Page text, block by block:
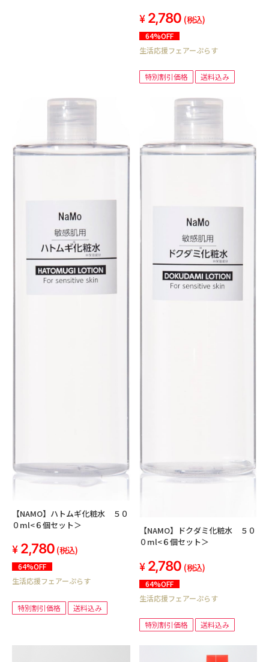
2,780 (税込)
64%OFF
生活応援フェアーぷらす
特別割引価格 送料込み
【NAMO】ハトムギ化粧水 ５０
０ml<６個セット＞
2,780 (税込)
64%OFF
生活応援フェアーぷらす
特別割引価格 送料込み
【NAMO】ドクダミ化粧水 ５０
０ml<６個セット＞
2,780 (税込)
64%OFF
生活応援フェアーぷらす
特別割引価格 送料込み